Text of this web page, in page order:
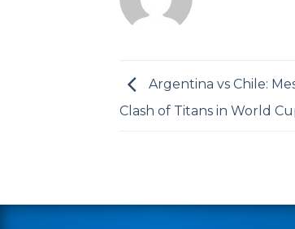
Argentina vs Chile:
Clash of Titans in World